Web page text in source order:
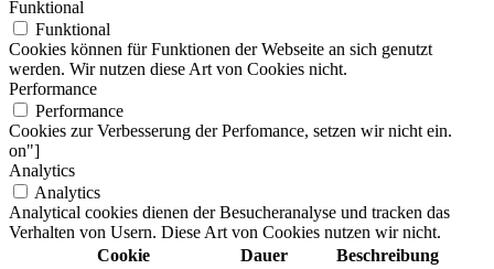
Funktional
Funktional
Cookies können für Funktionen der Webseite an sich genutzt
werden. Wir nutzen diese Art von Cookies nicht.
Performance
Performance
Cookies zur Verbesserung der Perfomance, setzen wir nicht ein.
on"]
Analytics
Analytics
Analytical cookies dienen der Besucheranalyse und tracken das
Verhalten von Usern. Diese Art von Cookies nutzen wir nicht.
Cookie
Dauer Beschreibung